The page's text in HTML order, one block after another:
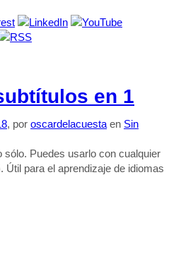
en 1
, por oscardelacuesta en Sin
sólo. Puedes usarlo con cualquier
Útil para el aprendizaje de idiomas